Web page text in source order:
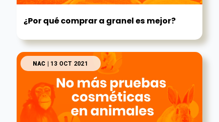
¿Por qué comprar a granel es mejor?
NAC | 13 OCT 2021